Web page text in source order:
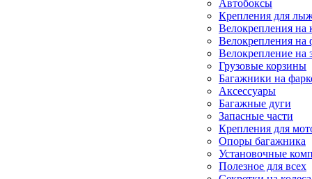
Автобоксы
Крепления для
Велокрепления
Велокрепления на
Велокрепление на
Грузовые корзины
Багажники на
Аксессуары
Багажные дуги
Запасные части
Крепления для
Опоры багажника
Установочные
Полезное для всех